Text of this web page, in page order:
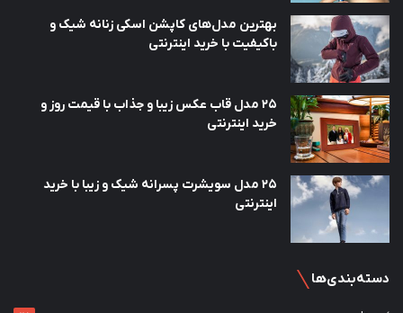
بهترین مدل‌های کاپشن اسکی زنانه شیک و
باکیفیت با خرید اینترنتی
25 مدل قاب عکس زیبا و جذاب با قیمت روز و
خرید اینترنتی
25 مدل سویشرت پسرانه شیک و زیبا با خرید
اینترنتی
دسته‌بندی‌ها